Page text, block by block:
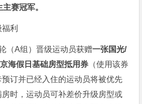
主赛冠军。
利
（A组）晋级运动员获赠一张国光/
海假日基础房型抵用券 （使用该券
订并已经入住的运动员将被优先
时，运动员可补差价升级房型或